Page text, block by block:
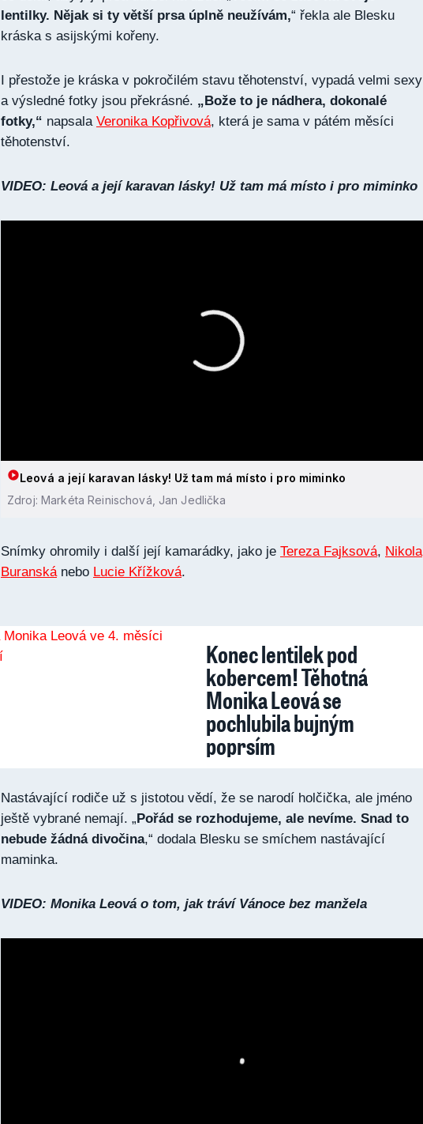
lentilky. Nějak si ty větší prsa úplně neužívám,“ řekla ale Blesku
kráska s asijskými kořeny.
I přestože je kráska v pokročilém stavu těhotenství, vypadá velmi sexy
a výsledné fotky jsou překrásné. „Bože to je nádhera, dokonalé
fotky,“ napsala Veronika Kopřivová, která je sama v pátém měsíci
těhotenství.
VIDEO: Leová a její karavan lásky! Už tam má místo i pro miminko
Leová a její karavan lásky! Už tam má místo i pro miminko
Zdroj: Markéta Reinischová, Jan Jedlička
Snímky ohromily i další její kamarádky, jako je Tereza Fajksová, Nikola
Buranská nebo Lucie Křížková.
Konec lentilek pod
kobercem! Těhotná
Monika Leová se
pochlubila bujným
poprsím
Nastávající rodiče už s jistotou vědí, že se narodí holčička, ale jméno
ještě vybrané nemají. „Pořád se rozhodujeme, ale nevíme. Snad to
nebude žádná divočina,“ dodala Blesku se smíchem nastávající
maminka.
VIDEO: Monika Leová o tom, jak tráví Vánoce bez manžela